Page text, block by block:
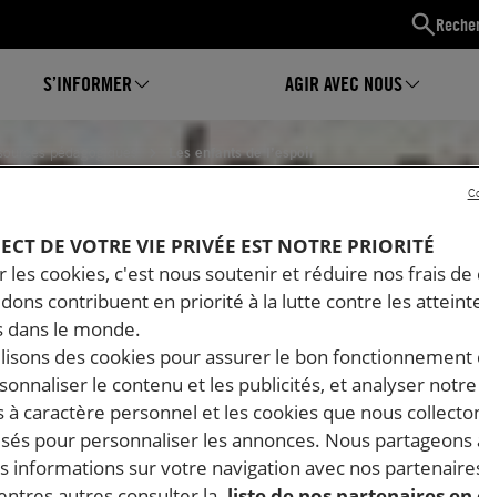
S’INFORMER AGIR AVEC NOUS
pédagogiques Les enfants de l’espoir
DE L’ESPOIR
DE VOTRE VIE PRIVÉE EST NOTRE PRIORITÉ
les cookies, c'est nous soutenir et réduire nos frais de
contribuent en priorité à la lutte contre les
dans le monde.
des cookies pour assurer le bon fonctionnement
le contenu et les publicités, et analyser
à caractère personnel et les cookies que nous
pour personnaliser les annonces. Nous partageons
informations sur votre navigation avec nos